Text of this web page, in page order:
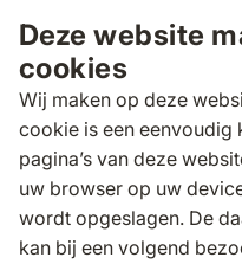
Deze website
cookies
Wij maken op deze
cookie is een eenvoudig
pagina’s van deze
uw browser op uw
wordt opgeslagen. De
kan bij een volgend
Zoeken
Klantscore9,5/
Tuintafels